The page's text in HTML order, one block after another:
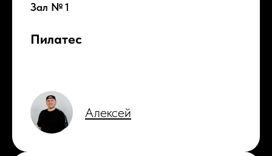
Зал № 1
Пилатес
Алексей